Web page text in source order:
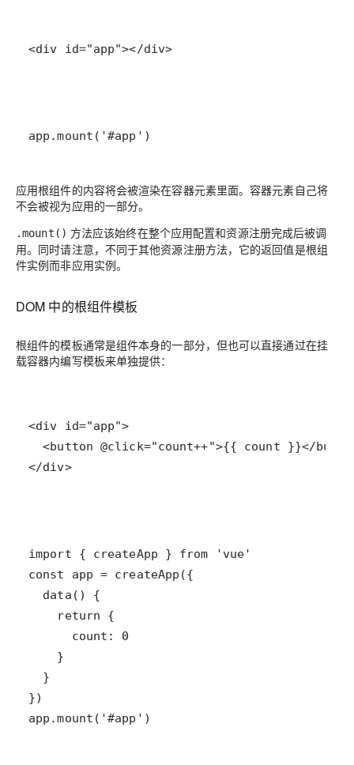
<div id="app"></div>
app.mount('#app')
应用根组件的内容将会被渲染在容器元素里面。容器元素自己将
不会被视为应用的一部分。
.mount() 方法应该始终在整个应用配置和资源注册完成后被调
用。同时请注意，不同于其他资源注册方法，它的返回值是根组
件实例而非应用实例。
DOM 中的根组件模板
根组件的模板通常是组件本身的一部分，但也可以直接通过在挂
载容器内编写模板来单独提供：
</div>
app.mount('#app')